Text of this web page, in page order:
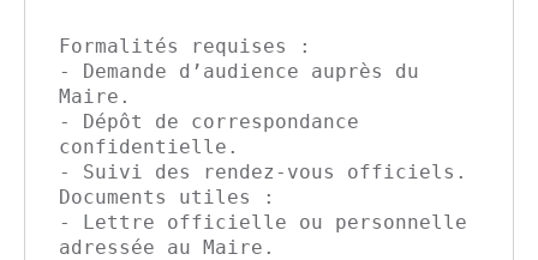
Formalités requises :
- Demande d’audience auprès du
Maire.
- Dépôt de correspondance
confidentielle.
- Suivi des rendez-vous officiels.
Documents utiles :
- Lettre officielle ou personnelle
adressée au Maire.